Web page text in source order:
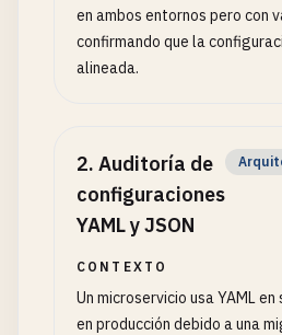
en ambos entornos pero con
confirmando que la
alineada.
2. Auditoría de
configuraciones
YAML y JSON
CONTEXTO
Un microservicio usa YAML
en producción debido a una